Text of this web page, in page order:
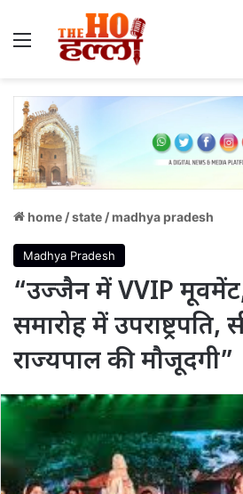
Menu
home /state /madhya pradesh
Madhya Pradesh
“उज्जैन में VVIP
समारोह में
राज्यपाल की मौजूदगी”